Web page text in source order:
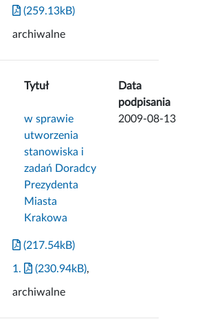
(259.13kB)
archiwalne
Tytuł
Data
podpisania
w sprawie
utworzenia
stanowiska i
zadań Doradcy
Prezydenta
Miasta
Krakowa
2009-08-13
(217.54kB)
1. (230.94kB),
archiwalne